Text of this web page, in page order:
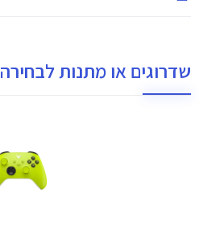
שדרוגים או מתנות לבחירה